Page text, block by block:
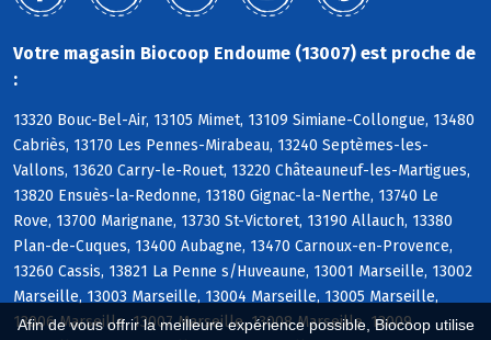
Afin de vous offrir la meilleure expérience possible, Biocoop utilise
Votre magasin Biocoop Endoume (13007) est proche de
:
13320 Bouc-Bel-Air, 13105 Mimet, 13109 Simiane-Collongue, 13480
Cabriès, 13170 Les Pennes-Mirabeau, 13240 Septèmes-les-
Vallons, 13620 Carry-le-Rouet, 13220 Châteauneuf-les-Martigues,
13820 Ensuès-la-Redonne, 13180 Gignac-la-Nerthe, 13740 Le
Rove, 13700 Marignane, 13730 St-Victoret, 13190 Allauch, 13380
Plan-de-Cuques, 13400 Aubagne, 13470 Carnoux-en-Provence,
13260 Cassis, 13821 La Penne s/Huveaune, 13001 Marseille, 13002
Marseille, 13003 Marseille, 13004 Marseille, 13005 Marseille,
13006 Marseille, 13007 Marseille, 13008 Marseille, 13009